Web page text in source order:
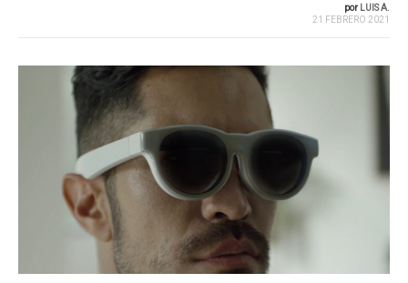
por LUIS A.
21 FEBRERO 2021